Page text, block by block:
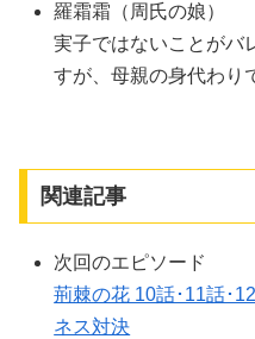
羅霜霜（周氏の娘）
実子ではないことがバ
すが、母親の身代わり
関連記事
次回のエピソード
荊棘の花 10話･11話･
ネス対決